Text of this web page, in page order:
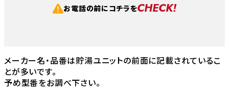
お電話の前にコチラをCHECK!
メーカー名・品番は貯湯ユニットの前面に記載されているこ
とが多いです。
予め型番をお調べ下さい。